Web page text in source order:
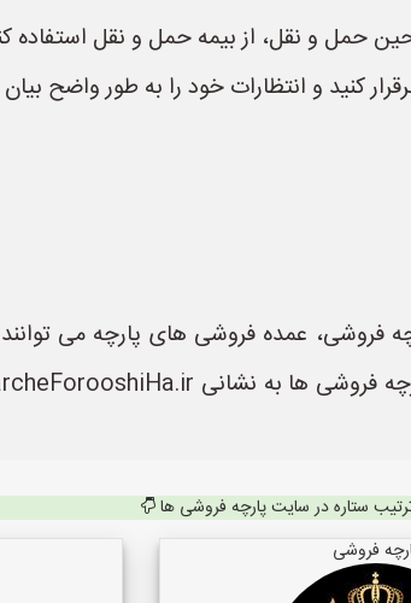
حمل و نقل، از بیمه حمل و نقل استفاده
کنید و انتظارات خود را به طور واضح بیان
عمده فروشی های پارچه می توانند
ستاره در سایت پارچه فروشی ها
فروشی